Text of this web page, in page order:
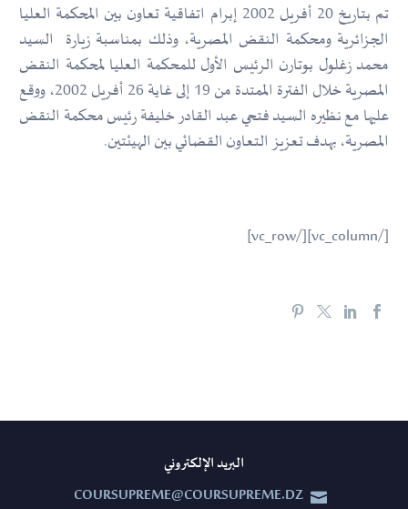
تم بتاريخ 20 أفريل 2002 إبرام اتفاقية تعاون بين المحكمة العليا
الجزائرية ومحكمة النقض المصرية، وذلك بمناسبة زيارة السيد
محمد زغلول بوتارن الرئيس الأول للمحكمة العليا لمحكمة النقض
المصرية خلال الفترة الممتدة من 19 إلى غاية 26 أفريل 2002، ووقع
عليها مع نظيره السيد فتحي عبد القادر خليفة رئيس محكمة النقض
المصرية، بهدف تعزيز التعاون القضائي بين الهيئتين.
[/vc_column][/vc_row]
البريد الإلكتروني


COURSUPREME@COURSUPREME.DZ